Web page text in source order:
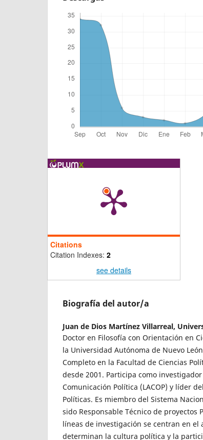
Citations
Citation Indexes: 2
see details
Biografía del autor/a
Juan de Dios Martínez Villarreal,
Doctor en Filosofía con Orientación en
la Universidad Autónoma de Nuevo
Completo en la Facultad de Ciencias
desde 2001. Participa como
Comunicación Política (LACOP) y líder
Políticas. Es miembro del Sistema
sido Responsable Técnico de proyectos
líneas de investigación se centran en el
determinan la cultura política y la